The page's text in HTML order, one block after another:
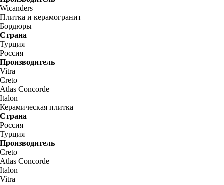
Wicanders
Плитка и керамогранит
Бордюры
Страна
Турция
Россия
Производитель
Vitra
Creto
Atlas Concorde
Italon
Керамическая плитка
Страна
Россия
Турция
Производитель
Creto
Atlas Concorde
Italon
Vitra